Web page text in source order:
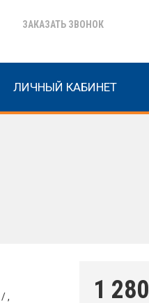
ЗАКАЗАТЬ ЗВОНОК
ЛИЧНЫЙ КАБИНЕТ
/ ,
1 280